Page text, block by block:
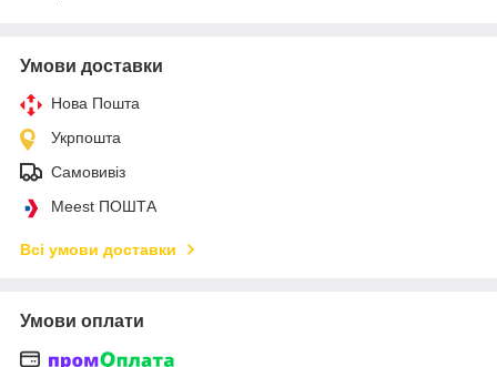
Умови доставки
Нова Пошта
Укрпошта
Самовивіз
Meest ПОШТА
Всі умови доставки
Умови оплати